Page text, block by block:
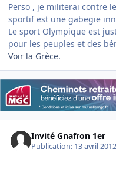
Perso , je militerai contre
sportif est une gabegie
Le sport Olympique est
pour les peuples et des
Voir la Grèce.
Invité Gnafron 1er
Publication: 13 avril 2012